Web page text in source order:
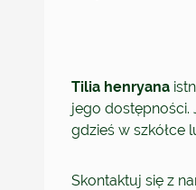
Tilia henryana
jego dostępności.
gdzieś w szkółce
Skontaktuj się z